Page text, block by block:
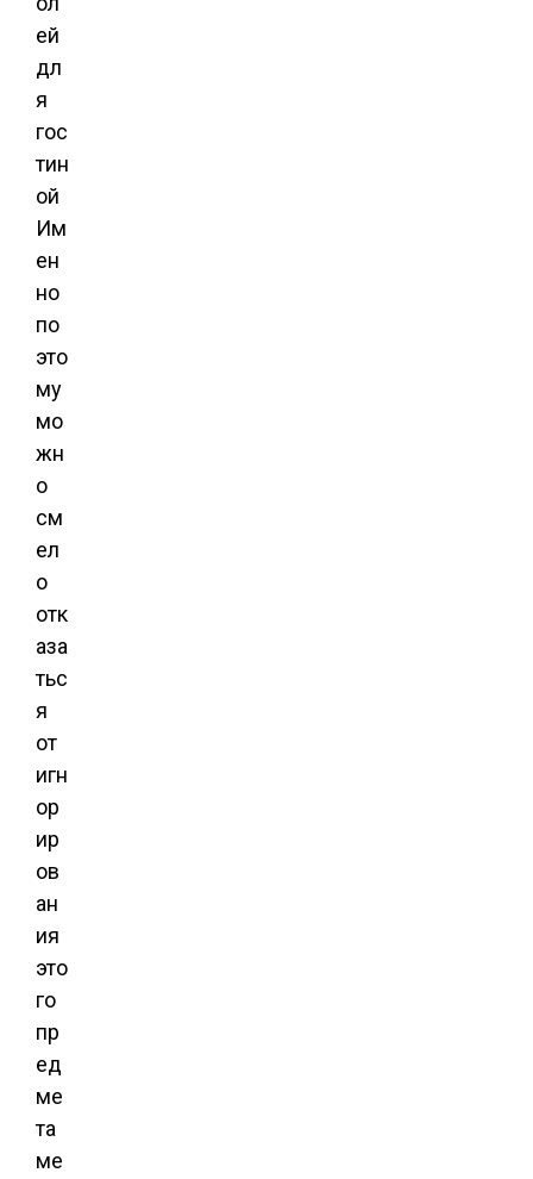
Им
ен
но
по
это
му
мо
жн
о
см
ел
о
отк
аза
тьс
я
от
игн
ор
ир
ов
ан
ия
это
го
пр
ед
ме
та
ме